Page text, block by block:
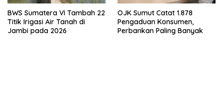
BWS Sumatera VI Tambah 22
Titik Irigasi Air Tanah di
Jambi pada 2026
OJK Sumut Catat 1.878
Pengaduan Konsumen,
Perbankan Paling Banyak